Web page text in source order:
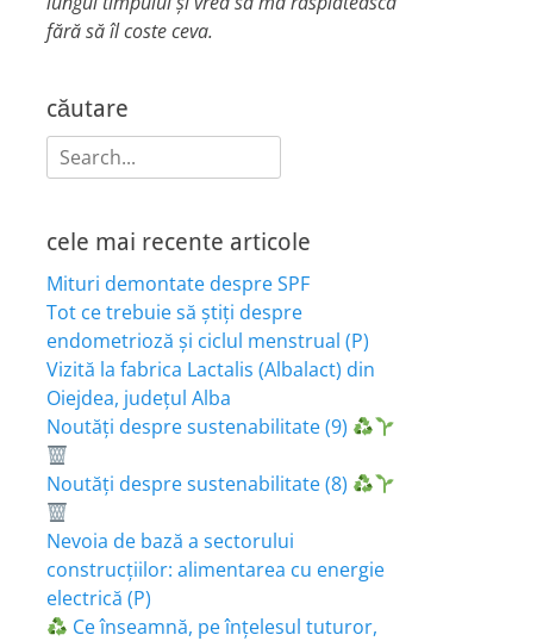
fără să îl coste ceva.
căutare
Search
for:
cele mai recente articole
Mituri demontate despre SPF
Tot ce trebuie să știți despre
endometrioză și ciclul menstrual (P)
Vizită la fabrica Lactalis (Albalact) din
Oiejdea, județul Alba
Noutăți despre sustenabilitate (9)
Noutăți despre sustenabilitate (8)
Nevoia de bază a sectorului
construcțiilor: alimentarea cu energie
electrică (P)
Ce înseamnă, pe înțelesul tuturor,